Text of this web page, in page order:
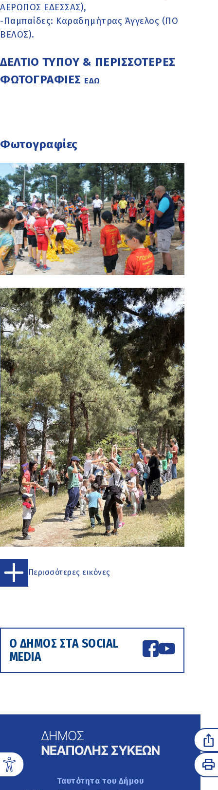
ΑΕΡΩΠΟΣ ΕΔΕΣΣΑΣ),
-Παμπαίδες: Καραδημήτρας Άγγελος (ΠΟ
ΒΕΛΟΣ).
ΔΕΛΤΙΟ ΤΥΠΟΥ & ΠΕΡΙΣΣΟΤΕΡΕΣ
ΦΩΤΟΓΡΑΦΙΕΣ ΕΔΩ
Φωτογραφίες
Περισσότερες εικόνες
Ο ΔΗΜΟΣ ΣΤΑ SOCIAL
MEDIA
Ταυτότητα του Δήμου